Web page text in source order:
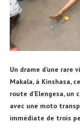
Un drame d’une rare
Makala, à Kinshasa,
route d’Elengesa,
avec une moto
immédiate de trois